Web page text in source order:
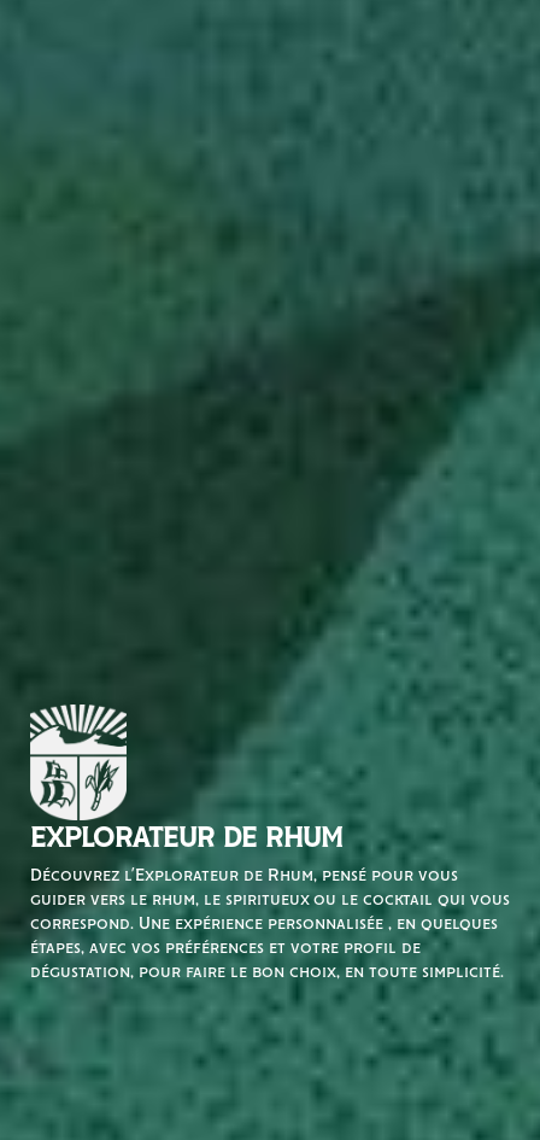
EXPLORATEUR DE RHUM
Découvrez l’Explorateur de Rhum, pensé pour vous
guider vers le rhum, le spiritueux ou le cocktail qui vous
correspond. Une expérience personnalisée , en quelques
étapes, avec vos préférences et votre profil de
dégustation, pour faire le bon choix, en toute simplicité.